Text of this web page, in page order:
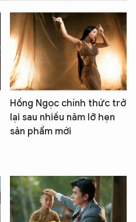
Hồng Ngọc chính thức trở
lại sau nhiều năm lỡ hẹn
sản phẩm mới